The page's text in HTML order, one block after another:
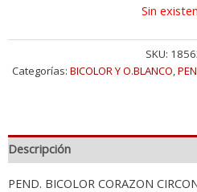
Sin
SKU:
Categorías: BICOLOR Y O.BLANCO,
Descripción
PEND. BICOLOR CORAZON